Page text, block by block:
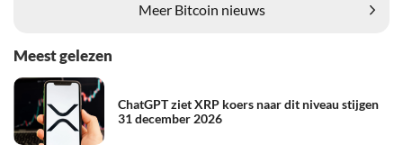
Meer Bitcoin nieuws
Meest gelezen
ChatGPT ziet XRP koers naar dit niveau stijgen
31 december 2026